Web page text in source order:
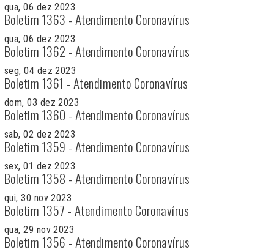
qua, 06 dez 2023
Boletim 1363 - Atendimento Coronavírus
qua, 06 dez 2023
Boletim 1362 - Atendimento Coronavírus
seg, 04 dez 2023
Boletim 1361 - Atendimento Coronavírus
dom, 03 dez 2023
Boletim 1360 - Atendimento Coronavírus
sab, 02 dez 2023
Boletim 1359 - Atendimento Coronavírus
sex, 01 dez 2023
Boletim 1358 - Atendimento Coronavírus
qui, 30 nov 2023
Boletim 1357 - Atendimento Coronavírus
qua, 29 nov 2023
Boletim 1356 - Atendimento Coronavírus